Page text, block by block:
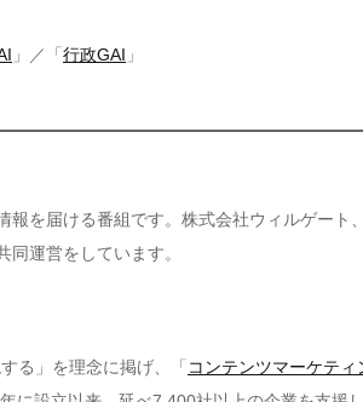
」／「 行政GAI 」
報を届ける番組です。株式会社ウィルゲート
運営をしています。
る」を理念に掲げ、「 コンテンツマーケティ